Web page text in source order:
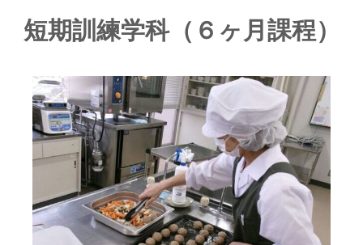
短期訓練学科（６ヶ月課程）